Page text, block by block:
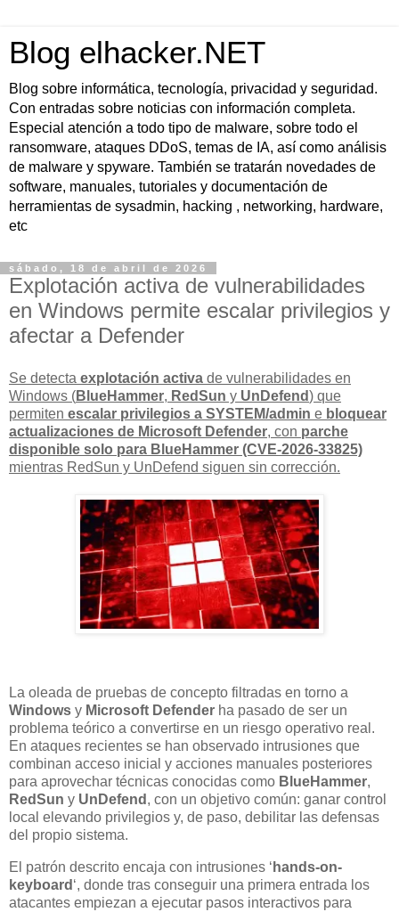
Blog elhacker.NET
Blog sobre informática, tecnología, privacidad y seguridad.
Con entradas sobre noticias con información completa.
Especial atención a todo tipo de malware, sobre todo el
ransomware, ataques DDoS, temas de IA, así como análisis
de malware y spyware. También se tratarán novedades de
software, manuales, tutoriales y documentación de
herramientas de sysadmin, hacking , networking, hardware,
etc
sábado, 18 de abril de 2026
Explotación activa de vulnerabilidades
en Windows permite escalar privilegios y
afectar a Defender
Se detecta explotación activa de vulnerabilidades en
Windows (BlueHammer, RedSun y UnDefend) que
permiten escalar privilegios a SYSTEM/admin e bloquear
actualizaciones de Microsoft Defender, con parche
disponible solo para BlueHammer (CVE-2026-33825)
mientras RedSun y UnDefend siguen sin corrección.
La oleada de pruebas de concepto filtradas en torno a
Windows y Microsoft Defender ha pasado de ser un
problema teórico a convertirse en un riesgo operativo real.
En ataques recientes se han observado intrusiones que
combinan acceso inicial y acciones manuales posteriores
para aprovechar técnicas conocidas como BlueHammer,
RedSun y UnDefend , con un objetivo común: ganar control
local elevando privilegios y, de paso, debilitar las defensas
del propio sistema.
El patrón descrito encaja con intrusiones ‘ hands-on-
keyboard ‘, donde tras conseguir una primera entrada los
atacantes empiezan a ejecutar pasos interactivos para